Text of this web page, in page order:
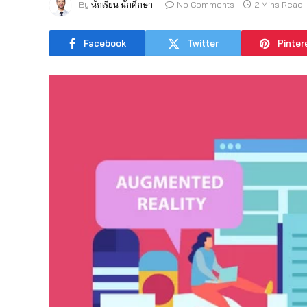
By นักเรียน นักศึกษา No Comments 2 Mins Read
Facebook Twitter